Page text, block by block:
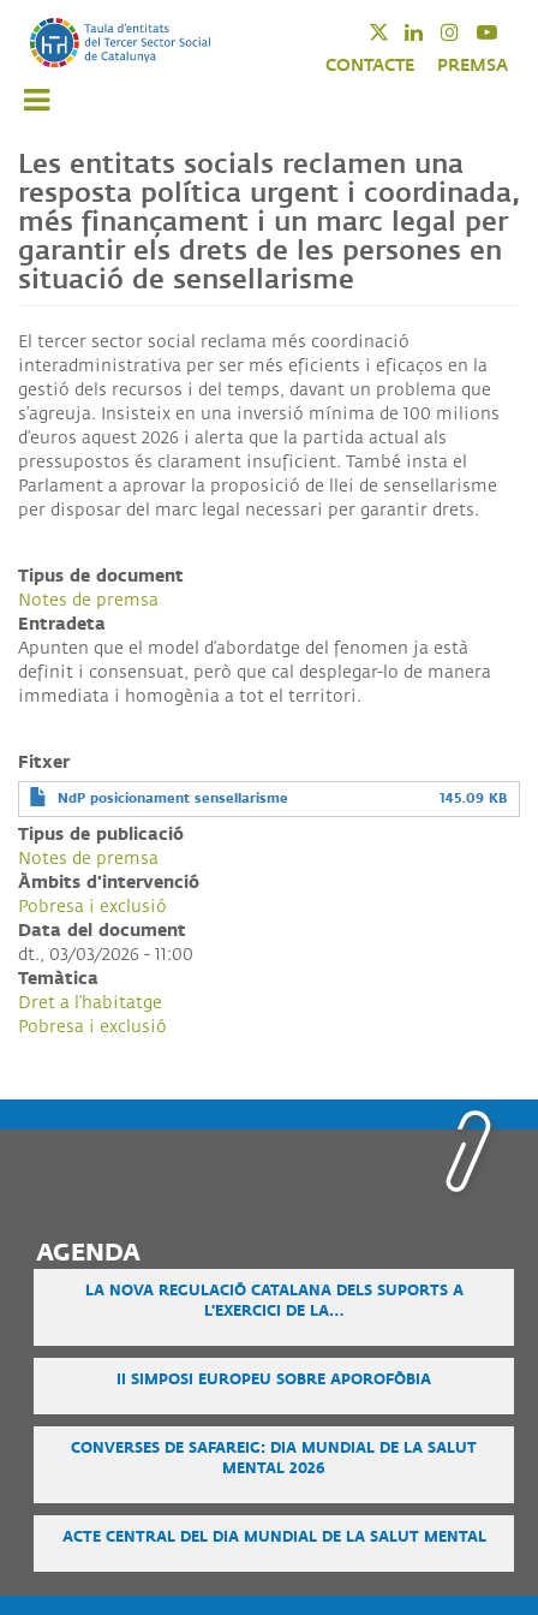
TwitterLinkedin
CONTACTE PREMSA
Les entitats socials reclamen una
resposta política urgent i coordinada,
més finançament i un marc legal per
garantir els drets de les persones en
situació de sensellarisme
El tercer sector social reclama més coordinació
interadministrativa per ser més eficients i eficaços en la
gestió dels recursos i del temps, davant un problema que
s’agreuja.
Insisteix en una inversió mínima de 100 milions
d’euros aquest 2026 i alerta que la partida actual als
pressupostos és clarament insuficient. També insta el
Parlament a aprovar la proposició de llei de sensellarisme
per disposar del marc legal necessari per garantir drets.
Tipus de document
Notes de premsa
Entradeta
Apunten que el model d’abordatge del fenomen ja està
definit i consensuat, però que cal desplegar-lo de manera
immediata i homogènia a tot el territori.
Fitxer
NdP posicionament sensellarisme 145.09 KB
Tipus de publicació
Notes de premsa
Àmbits d'intervenció
Pobresa i exclusió
Data del document
dt., 03/03/2026 - 11:00
Temàtica
Dret a l’habitatge
Pobresa i exclusió
AGENDA
LA NOVA REGULACIÓ CATALANA DELS SUPORTS A
L'EXERCICI DE LA…
II SIMPOSI EUROPEU SOBRE APOROFÒBIA
CONVERSES DE SAFAREIG: DIA MUNDIAL DE LA SALUT
MENTAL 2026
ACTE CENTRAL DEL DIA MUNDIAL DE LA SALUT MENTAL